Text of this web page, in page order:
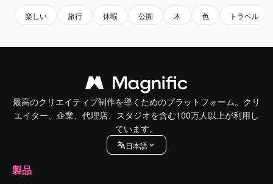
楽しい 旅行 休暇 公園 木 色 トラベル
最高のクリエイティブ制作を導くためのプラットフォーム。クリ
エイター、企業、代理店、スタジオを含む100万人以上が利用し
ています。
日本語
製品